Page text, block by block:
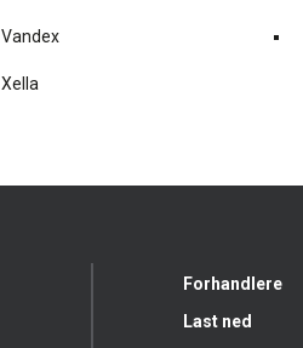
Vandex
Xella
Forhandlere
Last ned